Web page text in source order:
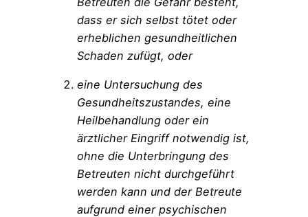
dass er sich selbst tötet oder
erheblichen gesundheitlichen
Schaden zufügt, oder
eine Untersuchung des
Gesundheitszustandes, eine
Heilbehandlung oder ein
ärztlicher Eingriff notwendig ist,
ohne die Unterbringung des
Betreuten nicht durchgeführt
werden kann und der Betreute
aufgrund einer psychischen